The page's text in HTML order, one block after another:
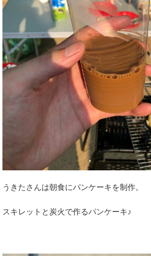
うきたさんは朝食にパンケーキを制作。
スキレットと炭火で作るパンケーキ♪